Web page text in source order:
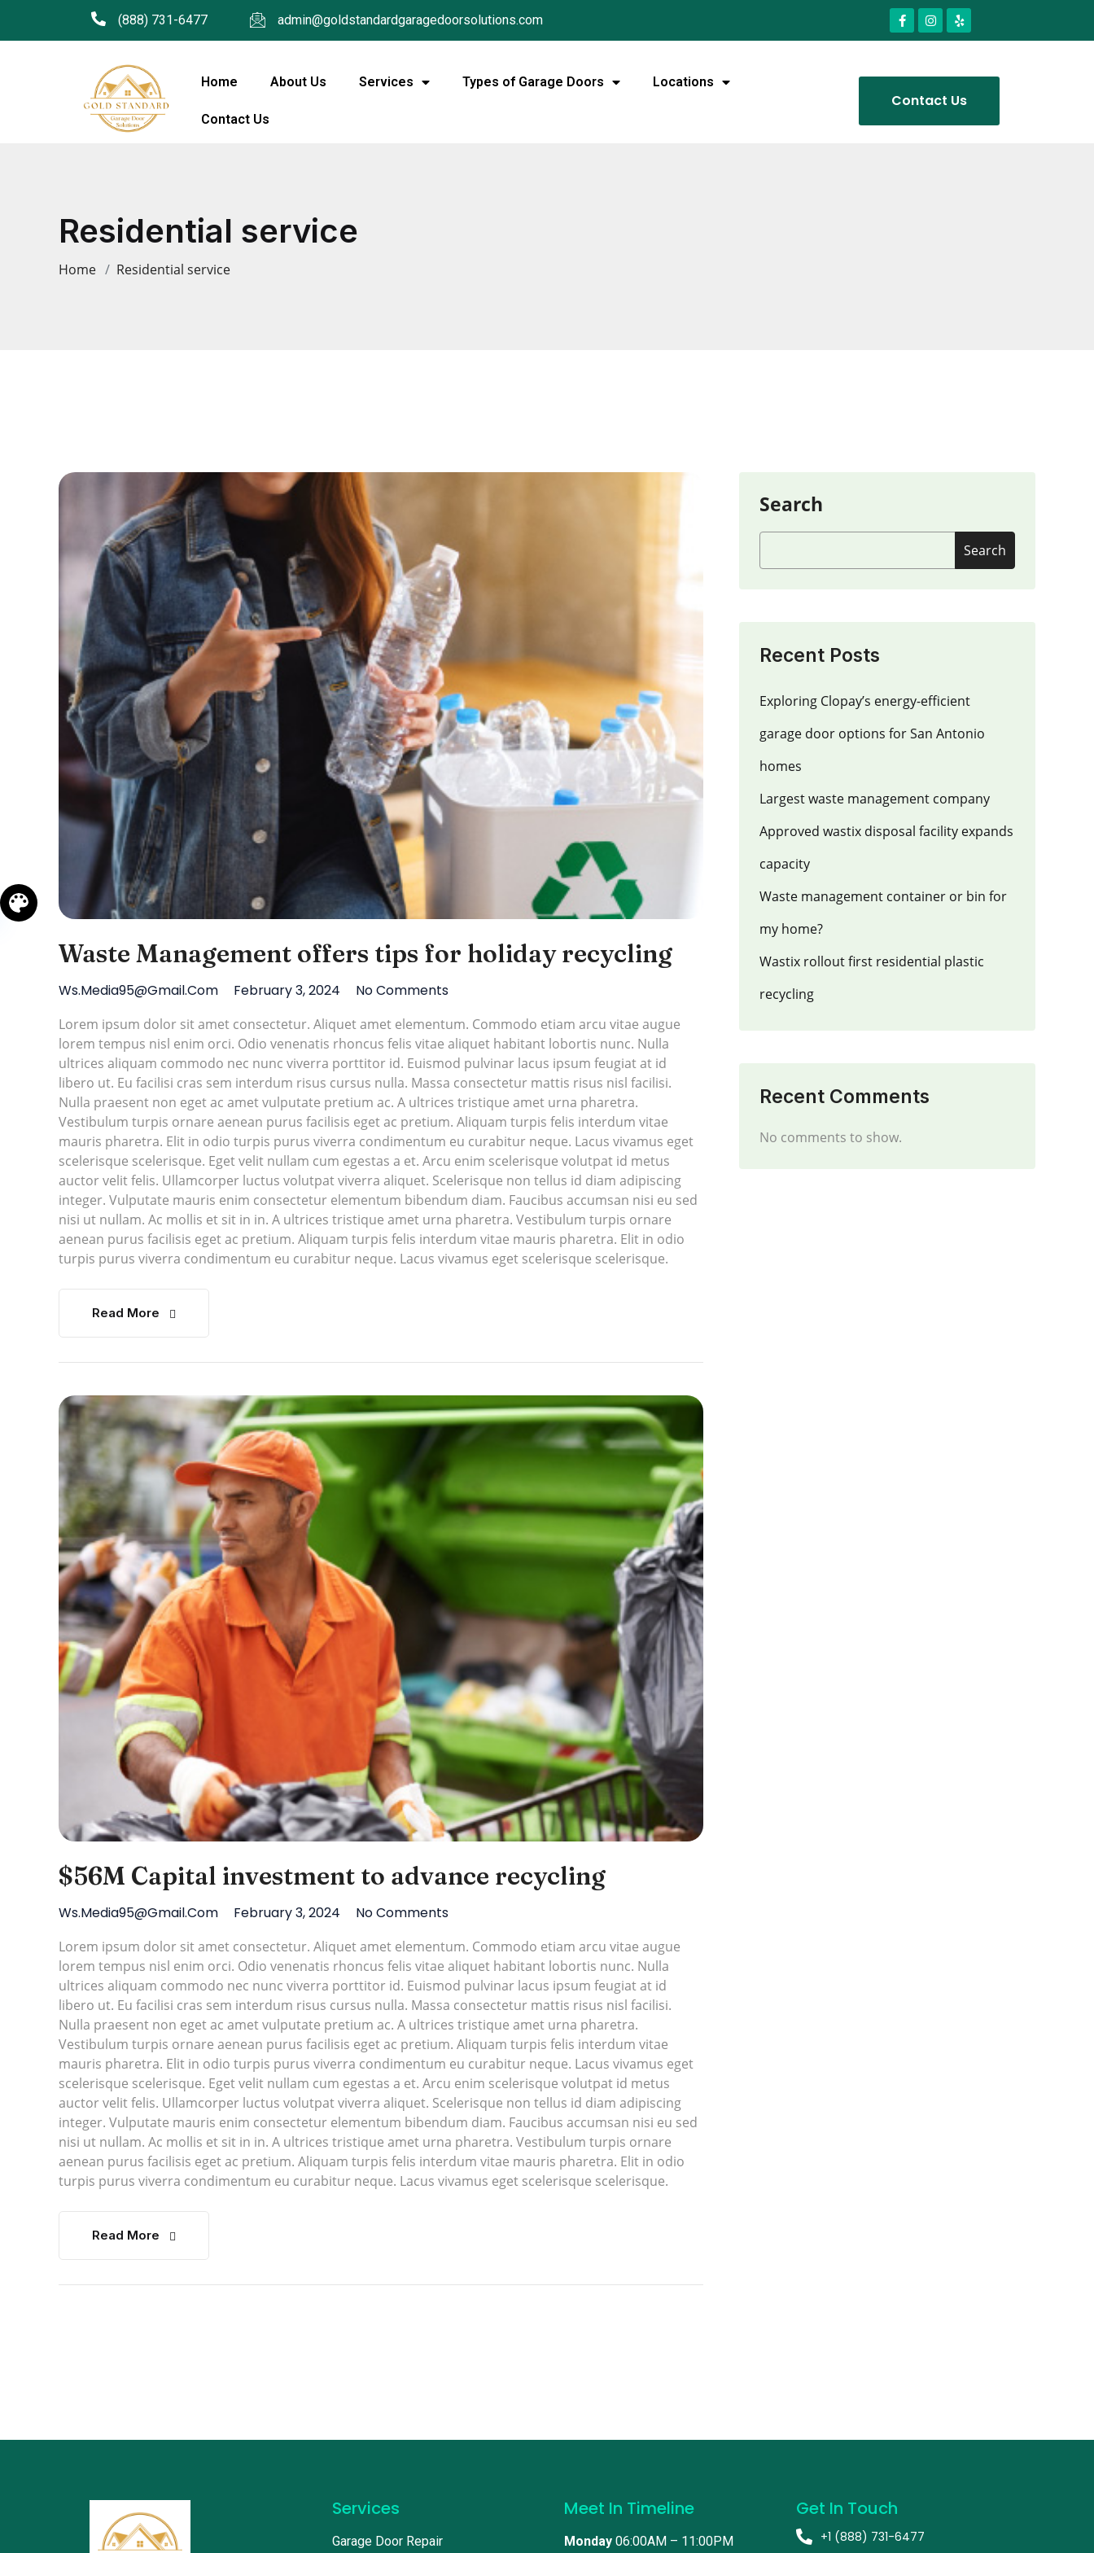
(888) 731-6477 admin@goldstandardgaragedoorsolutions.com
Home About Us Services Types of Garage Doors Locations
Contact Us
Contact Us
Residential service
Home Residential service
Search
Search
Recent Posts
Exploring Clopay’s energy-efficient
garage door options for San Antonio
homes
Largest waste management company
Approved wastix disposal facility expands
capacity
Waste management container or bin for
my home?
Wastix rollout first residential plastic
recycling
Recent Comments
No comments to show.
Waste Management offers tips for holiday recycling
Ws.media95@gmail.com February 3, 2024 No Comments
Lorem ipsum dolor sit amet consectetur. Aliquet amet elementum. Commodo etiam arcu vitae augue
lorem tempus nisl enim orci. Odio venenatis rhoncus felis vitae aliquet habitant lobortis nunc. Nulla
ultrices aliquam commodo nec nunc viverra porttitor id. Euismod pulvinar lacus ipsum feugiat at id
libero ut. Eu facilisi cras sem interdum risus cursus nulla. Massa consectetur mattis risus nisl facilisi.
Nulla praesent non eget ac amet vulputate pretium ac. A ultrices tristique amet urna pharetra.
Vestibulum turpis ornare aenean purus facilisis eget ac pretium. Aliquam turpis felis interdum vitae
mauris pharetra. Elit in odio turpis purus viverra condimentum eu curabitur neque. Lacus vivamus eget
scelerisque scelerisque. Eget velit nullam cum egestas a et. Arcu enim scelerisque volutpat id metus
auctor velit felis. Ullamcorper luctus volutpat viverra aliquet. Scelerisque non tellus id diam adipiscing
integer. Vulputate mauris enim consectetur elementum bibendum diam. Faucibus accumsan nisi eu sed
nisi ut nullam. Ac mollis et sit in in. A ultrices tristique amet urna pharetra. Vestibulum turpis ornare
aenean purus facilisis eget ac pretium. Aliquam turpis felis interdum vitae mauris pharetra. Elit in odio
turpis purus viverra condimentum eu curabitur neque. Lacus vivamus eget scelerisque scelerisque.
Read More
$56M Capital investment to advance recycling
Ws.media95@gmail.com February 3, 2024 No Comments
Lorem ipsum dolor sit amet consectetur. Aliquet amet elementum. Commodo etiam arcu vitae augue
lorem tempus nisl enim orci. Odio venenatis rhoncus felis vitae aliquet habitant lobortis nunc. Nulla
ultrices aliquam commodo nec nunc viverra porttitor id. Euismod pulvinar lacus ipsum feugiat at id
libero ut. Eu facilisi cras sem interdum risus cursus nulla. Massa consectetur mattis risus nisl facilisi.
Nulla praesent non eget ac amet vulputate pretium ac. A ultrices tristique amet urna pharetra.
Vestibulum turpis ornare aenean purus facilisis eget ac pretium. Aliquam turpis felis interdum vitae
mauris pharetra. Elit in odio turpis purus viverra condimentum eu curabitur neque. Lacus vivamus eget
scelerisque scelerisque. Eget velit nullam cum egestas a et. Arcu enim scelerisque volutpat id metus
auctor velit felis. Ullamcorper luctus volutpat viverra aliquet. Scelerisque non tellus id diam adipiscing
integer. Vulputate mauris enim consectetur elementum bibendum diam. Faucibus accumsan nisi eu sed
nisi ut nullam. Ac mollis et sit in in. A ultrices tristique amet urna pharetra. Vestibulum turpis ornare
aenean purus facilisis eget ac pretium. Aliquam turpis felis interdum vitae mauris pharetra. Elit in odio
turpis purus viverra condimentum eu curabitur neque. Lacus vivamus eget scelerisque scelerisque.
Read More
Services
Garage Door Repair
Meet In Timeline
Monday 06:00AM – 11:00PM
Get In Touch
+1 (888) 731-6477